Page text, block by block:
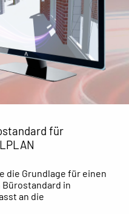
für
die Grundlage für einen
in
an die